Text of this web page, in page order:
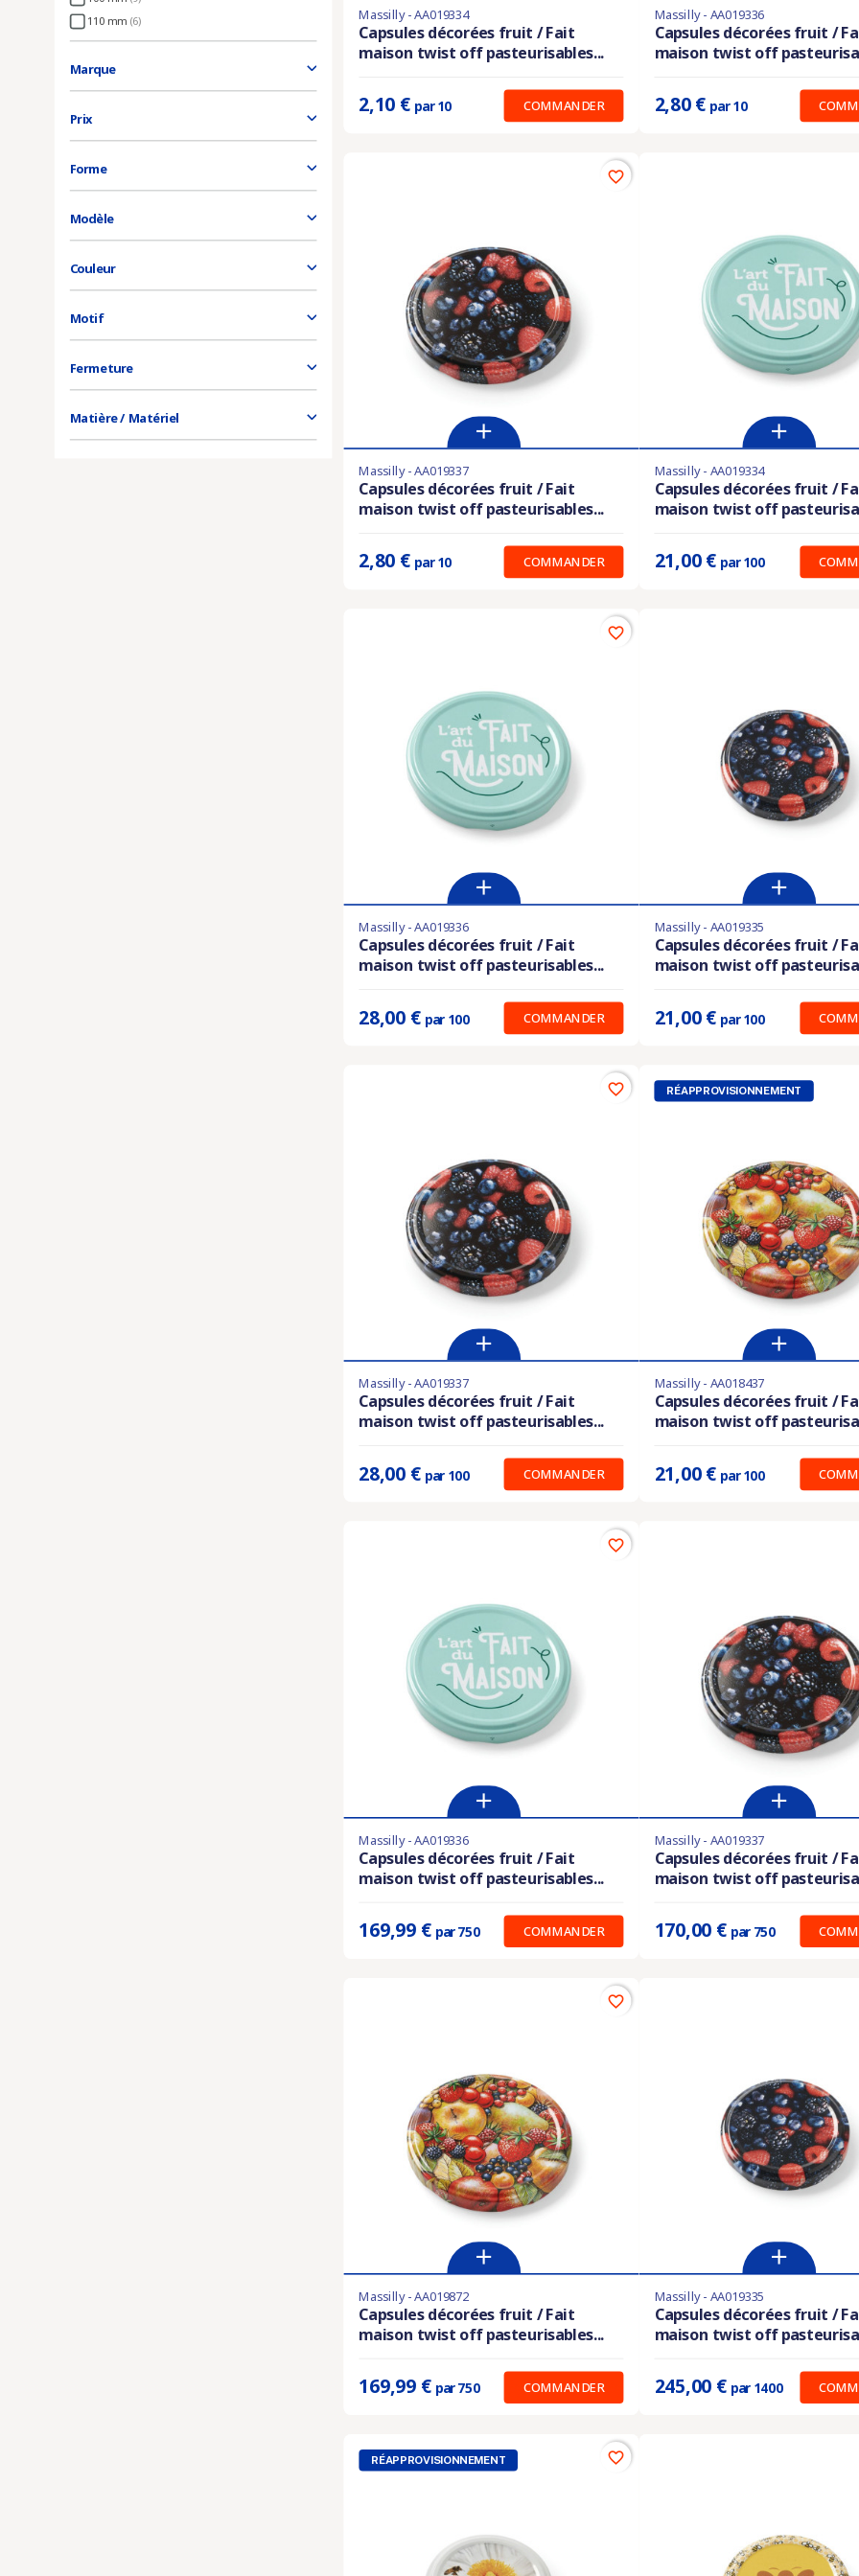
110 mm (6)
Marque
Prix
Forme
Modèle
Couleur
Motif
Fermeture
Matière / Matériel
En stock
Prix unitaire :0.210 €
Massilly - AA019334
Capsules décorées fruit / Fait
maison twist off pasteurisables...
2,10 € par 10 COMMANDER
En stock
Prix unitaire :0.280 €
Massilly - AA019336
Capsules décorées fruit /
maison twist off
2,80 € par 10
Derniers articles en stock
Prix unitaire :0.280 €
Massilly - AA019337
Capsules décorées fruit / Fait
maison twist off pasteurisables...
2,80 € par 10 COMMANDER
favorite_border
Derniers articles en stock
Prix unitaire :0.210 €
Massilly - AA019334
Capsules décorées fruit /
maison twist off
21,00 € par 100
Derniers articles en stock
Prix unitaire :0.280 €
Massilly - AA019336
Capsules décorées fruit / Fait
maison twist off pasteurisables...
28,00 € par 100 COMMANDER
favorite_border
Derniers articles en stock
Prix unitaire :0.210 €
Massilly - AA019335
Capsules décorées fruit /
maison twist off
21,00 € par 100
Derniers articles en stock
Prix unitaire :0.280 €
Massilly - AA019337
Capsules décorées fruit / Fait
maison twist off pasteurisables...
28,00 € par 100 COMMANDER
favorite_border
Produit disponible avec d'autres options
Prix unitaire :0.210 €
Massilly - AA018437
Capsules décorées fruit /
maison twist off
21,00 € par 100
RÉAPPROVISIONNEMENT
Derniers articles en stock
Prix unitaire :0.227 €
Massilly - AA019336
Capsules décorées fruit / Fait
maison twist off pasteurisables...
169,99 € par 750 COMMANDER
favorite_border
Derniers articles en stock
Prix unitaire :0.227 €
Massilly - AA019337
Capsules décorées fruit /
maison twist off
170,00 € par 750
Derniers articles en stock
Prix unitaire :0.227 €
Massilly - AA019872
Capsules décorées fruit / Fait
maison twist off pasteurisables...
169,99 € par 750 COMMANDER
favorite_border
Derniers articles en stock
Prix unitaire :0.175 €
Massilly - AA019335
Capsules décorées fruit /
maison twist off
245,00 € par 1400
RÉAPPROVISIONNEMENT favorite_border